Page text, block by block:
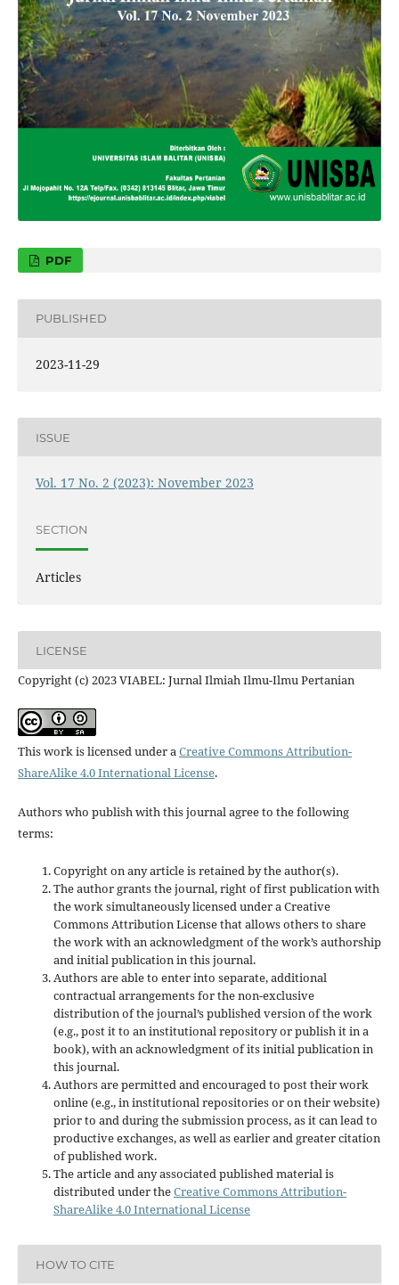
PDF
PUBLISHED
2023-11-29
ISSUE
Vol. 17 No. 2 (2023): November 2023
SECTION
Articles
LICENSE
Copyright (c) 2023 VIABEL: Jurnal Ilmiah Ilmu-Ilmu Pertanian
This work is licensed under aCreative Commons Attribution-
ShareAlike 4.0 International License.
Authors who publish with this journal agree to the following
terms:
Copyright on any article is retained by the author(s).
The author grants the journal, right of first publication with
the work simultaneously licensed under a Creative
Commons Attribution License that allows others to share
the work with an acknowledgment of the work’s authorship
and initial publication in this journal.
Authors are able to enter into separate, additional
contractual arrangements for the non-exclusive
distribution of the journal’s published version of the work
(e.g., post it to an institutional repository or publish it in a
book), with an acknowledgment of its initial publication in
this journal.
Authors are permitted and encouraged to post their work
online (e.g., in institutional repositories or on their website)
prior to and during the submission process, as it can lead to
productive exchanges, as well as earlier and greater citation
of published work.
The article and any associated published material is
distributed under theCreative Commons Attribution-
ShareAlike 4.0 International License
HOW TO CITE